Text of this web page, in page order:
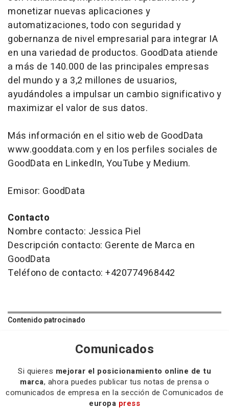
monetizar nuevas aplicaciones y
automatizaciones, todo con seguridad y
gobernanza de nivel empresarial para integrar IA
en una variedad de productos. GoodData atiende
a más de 140.000 de las principales empresas
del mundo y a 3,2 millones de usuarios,
ayudándoles a impulsar un cambio significativo y
maximizar el valor de sus datos.
Más información en el sitio web de GoodData
www.gooddata.com y en los perfiles sociales de
GoodData en LinkedIn, YouTube y Medium.
Emisor: GoodData
Contacto
Nombre contacto: Jessica Piel
Descripción contacto: Gerente de Marca en
GoodData
Teléfono de contacto: +420774968442
Contenido patrocinado
Comunicados
Si quieres mejorar el posicionamiento online de tu
marca, ahora puedes publicar tus notas de prensa o
comunicados de empresa en la sección de Comunicados de
europa press